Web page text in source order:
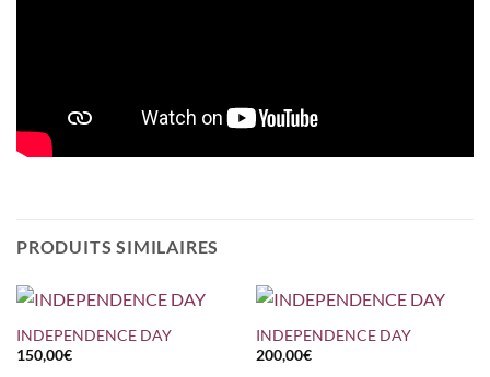
PRODUITS SIMILAIRES
INDEPENDENCE DAY
150,00€
INDEPENDENCE DAY
200,00€